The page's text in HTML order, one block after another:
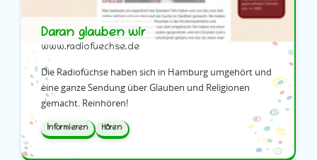
Daran glauben wir
www.radiofuechse.de
Die Radiofüchse haben sich in Hamburg umgehört und
eine ganze Sendung über Glauben und Religionen
gemacht. Reinhören!
Informieren Hören